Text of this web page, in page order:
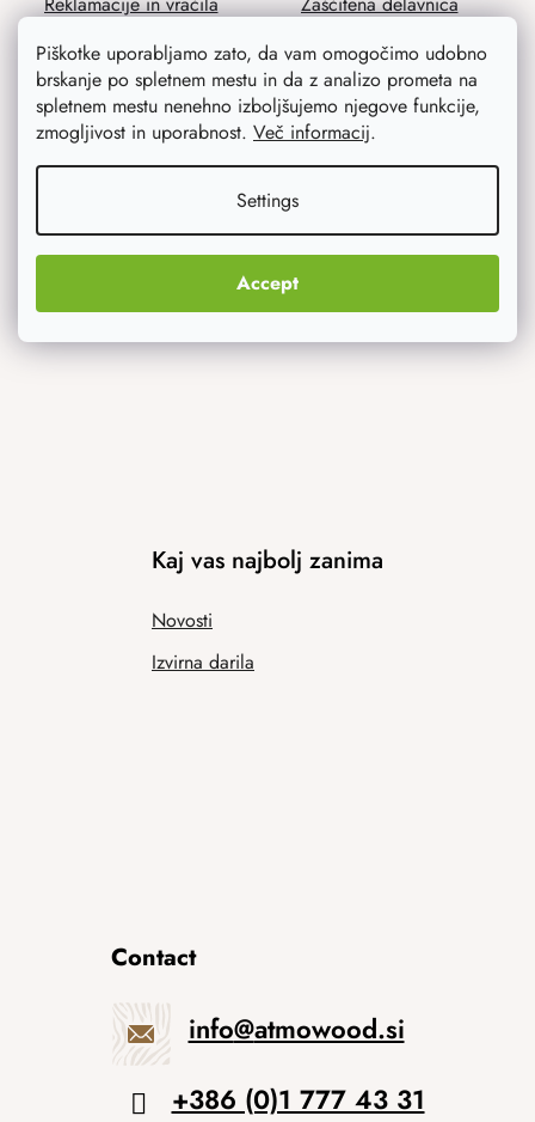
Piškotke uporabljamo zato, da vam omogočimo udobno
brskanje po spletnem mestu in da z analizo prometa na
spletnem mestu nenehno izboljšujemo njegove funkcije,
zmogljivost in uporabnost. Več informacij.
Settings
Accept
Splošni pogoji poslovanja
Varstvo osebnih podatkov
Svetovali vam bomo
Kaj vas najbolj zanima
Novosti
Izvirna darila
Contact
info@atmowood.si
+386 (0)1 777 43 31